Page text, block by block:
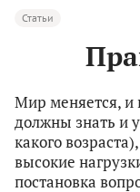
Статьи
Мир меняется, и
должны знать и
какого
высокие
постановка